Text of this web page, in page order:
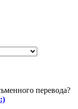
перевода?